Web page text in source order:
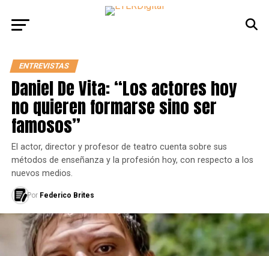
ENTREVISTAS
Daniel De Vita: “Los actores hoy
no quieren formarse sino ser
famosos”
El actor, director y profesor de teatro cuenta sobre sus
métodos de enseñanza y la profesión hoy, con respecto a los
nuevos medios.
Por Federico Brites